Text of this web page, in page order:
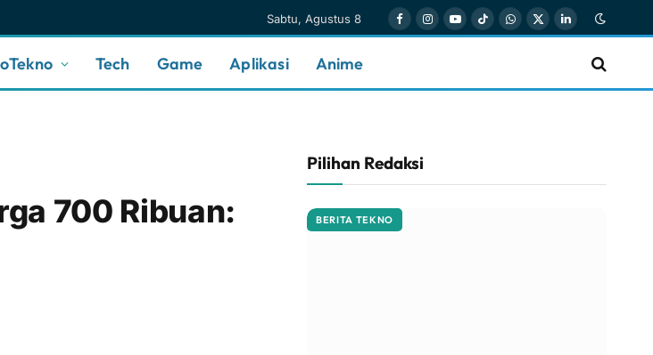
Sabtu, Agustus 8
FacebookInstagram
YouTube
TikTokWhatsApp
X
LinkedIn
Tech Game Aplikasi Anime
700 Ribuan:
Pilihan Redaksi
BERITA TEKNO